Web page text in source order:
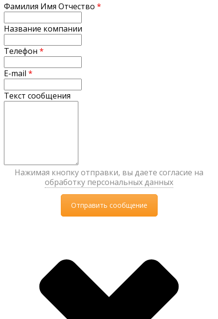
Фамилия Имя Отчество *
Название компании
Телефон *
E-mail *
Текст сообщения
Нажимая кнопку отправки, вы даете согласие на
обработку персональных данных